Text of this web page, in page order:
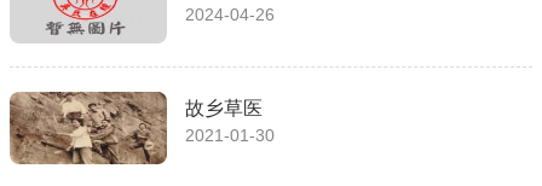
2024-04-26
故乡草医
2021-01-30